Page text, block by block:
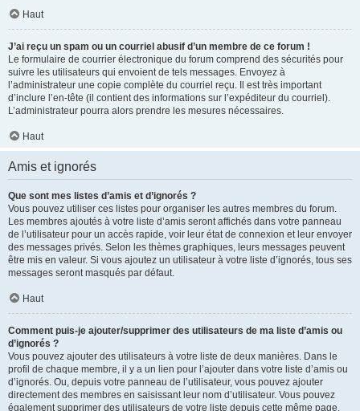
Haut
J’ai reçu un spam ou un courriel abusif d’un membre de ce forum !
Le formulaire de courrier électronique du forum comprend des sécurités pour
suivre les utilisateurs qui envoient de tels messages. Envoyez à
l’administrateur une copie complète du courriel reçu. Il est très important
d’inclure l’en-tête (il contient des informations sur l’expéditeur du courriel).
L’administrateur pourra alors prendre les mesures nécessaires.
Haut
Amis et ignorés
Que sont mes listes d’amis et d’ignorés ?
Vous pouvez utiliser ces listes pour organiser les autres membres du forum.
Les membres ajoutés à votre liste d’amis seront affichés dans votre panneau
de l’utilisateur pour un accès rapide, voir leur état de connexion et leur envoyer
des messages privés. Selon les thèmes graphiques, leurs messages peuvent
être mis en valeur. Si vous ajoutez un utilisateur à votre liste d’ignorés, tous ses
messages seront masqués par défaut.
Haut
Comment puis-je ajouter/supprimer des utilisateurs de ma liste d’amis ou
d’ignorés ?
Vous pouvez ajouter des utilisateurs à votre liste de deux manières. Dans le
profil de chaque membre, il y a un lien pour l’ajouter dans votre liste d’amis ou
d’ignorés. Ou, depuis votre panneau de l’utilisateur, vous pouvez ajouter
directement des membres en saisissant leur nom d’utilisateur. Vous pouvez
également supprimer des utilisateurs de votre liste depuis cette même page.